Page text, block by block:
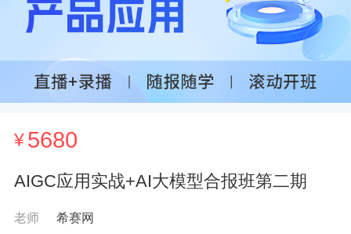
¥5680
AIGC应用实战+AI大模型合报班第二期
老师
希赛网